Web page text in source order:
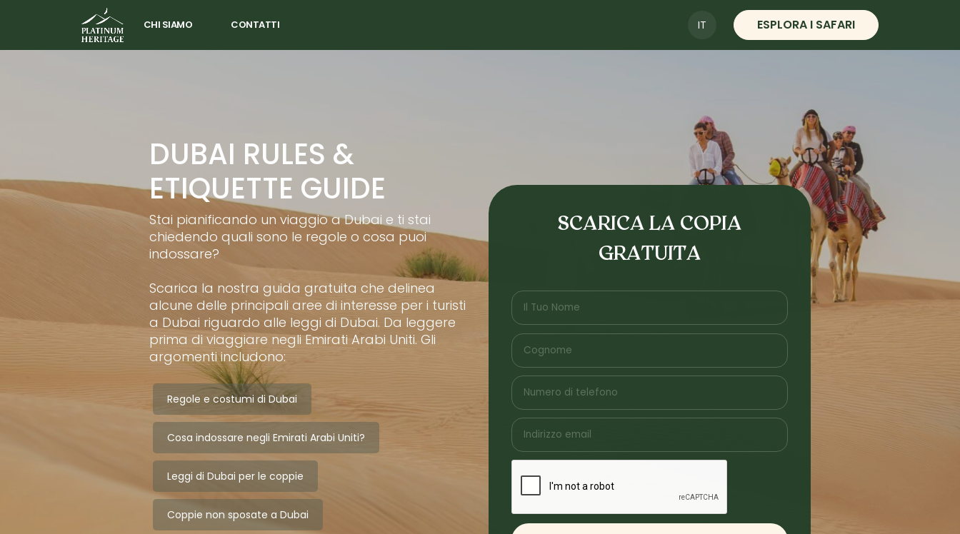
CHI SIAMO CONTATTI IT ESPLORA I SAFARI
DUBAI RULES &
ETIQUETTE GUIDE
Stai pianificando un viaggio a Dubai e ti stai
chiedendo quali sono le regole o cosa puoi
indossare?
Scarica la nostra guida gratuita che delinea
alcune delle principali aree di interesse per i turisti
a Dubai riguardo alle leggi di Dubai. Da leggere
prima di viaggiare negli Emirati Arabi Uniti. Gli
argomenti includono:
Regole e costumi di Dubai
Cosa indossare negli Emirati Arabi Uniti?
Leggi di Dubai per le coppie
Coppie non sposate a Dubai
SCARICA LA COPIA
GRATUITA